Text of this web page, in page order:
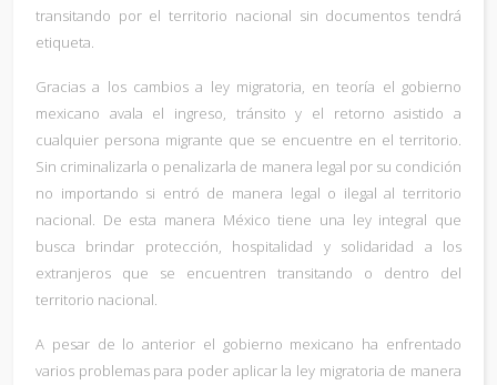
transitando por el territorio nacional sin documentos tendrá
etiqueta.
Gracias a los cambios a ley migratoria, en teoría el gobierno
mexicano avala el ingreso, tránsito y el retorno asistido a
cualquier persona migrante que se encuentre en el territorio.
Sin criminalizarla o penalizarla de manera legal por su condición
no importando si entró de manera legal o ilegal al territorio
nacional. De esta manera México tiene una ley integral que
busca brindar protección, hospitalidad y solidaridad a los
extranjeros que se encuentren transitando o dentro del
territorio nacional.
A pesar de lo anterior el gobierno mexicano ha enfrentado
varios problemas para poder aplicar la ley migratoria de manera